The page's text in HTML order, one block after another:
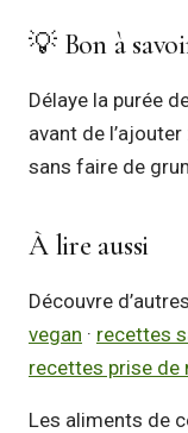
💡 Bon à
Délaye la purée
avant de
sans faire de
À lire aussi
Découvre d’autres
vegan · recettes
recettes prise de
Les aliments de